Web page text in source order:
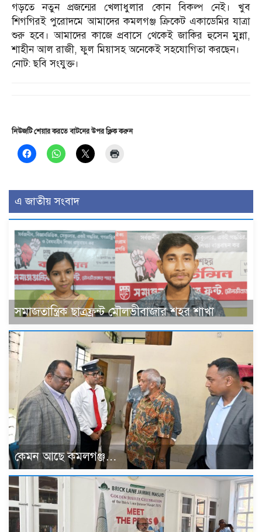
গড়তে নতুন প্রজন্মের খেলাধুলার কোন বিকল্প নেই। খুব
শিগগিরই পুরোদমে আমাদের কমলগঞ্জ ক্রিকেট একাডেমির যাত্রা
শুরু হবে। আমাদের কাজে প্রবাসে থেকেই জাকির হুসেন মুন্না,
শাহীন আল রাজী, ফুল মিয়াসহ অনেকেই সহযোগিতা করছেন।
নোট: ছবি সংযুক্ত।
নিউজটি শেয়ার করতে বাটনের উপর ক্লিক করুন
এ জাতীয় সংবাদ
সমাজতান্ত্রিক ছাত্রফ্রন্ট মৌলভীবাজার শহর শাখা
কেমন আছে কমলগঞ্জ…